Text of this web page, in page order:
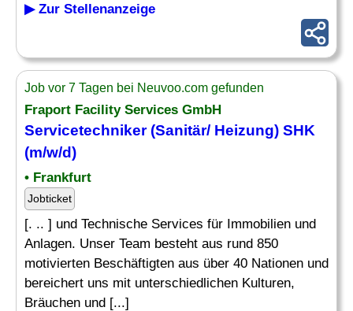
▶ Zur Stellenanzeige
Job vor 7 Tagen bei Neuvoo.com gefunden
Fraport Facility Services GmbH
Servicetechniker(Sanitär/ Heizung) SHK
(m/w/d)
• Frankfurt
Jobticket
[. .. ] und Technische Services für Immobilien und
Anlagen. Unser Team besteht aus rund 850
motivierten Beschäftigten aus über 40 Nationen und
bereichert uns mit unterschiedlichen Kulturen,
Bräuchen und [...]